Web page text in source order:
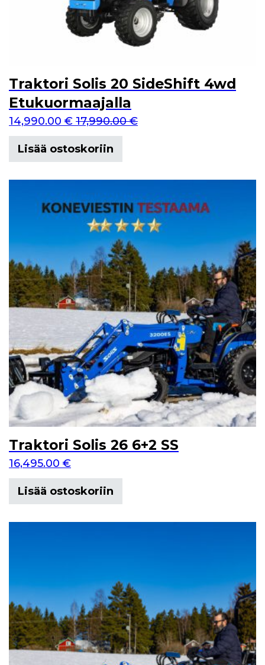
Traktori Solis 20 SideShift 4wd
Etukuormaajalla
14,990.00 € 17,990.00€
Lisää ostoskoriin
Traktori Solis 26 6+2 SS
16,495.00 €
Lisää ostoskoriin